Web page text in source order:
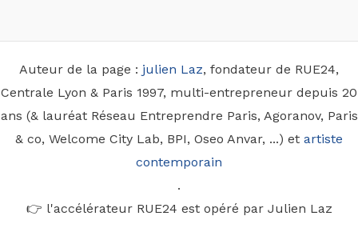
Auteur de la page : julien Laz, fondateur de RUE24,
Centrale Lyon & Paris 1997, multi-entrepreneur depuis 20
ans (& lauréat Réseau Entreprendre Paris, Agoranov, Paris
& co, Welcome City Lab, BPI, Oseo Anvar, ...) et artiste
contemporain
.
👉 l'accélérateur RUE24 est opéré par Julien Laz